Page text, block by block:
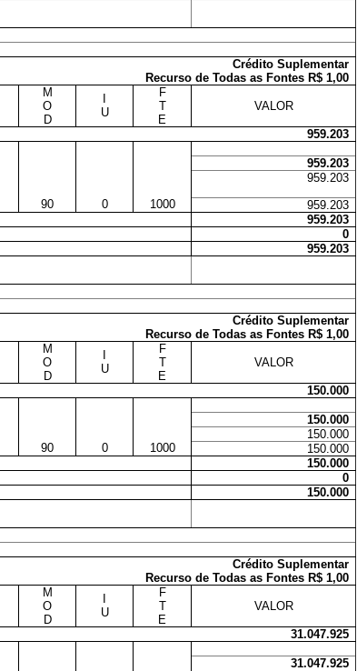
Crédito Suplementar
Recurso de Todas as Fontes R$ 1,00
M
O
D
U
F
T
E
VALOR
959.203
959.203
959.203
90 0 1000
959.203
959.203
0
959.203
Crédito Suplementar
Recurso de Todas as Fontes R$ 1,00
M
O
D
U
F
T
E
VALOR
150.000
150.000
150.000
90 0 1000
150.000
150.000
0
150.000
Crédito Suplementar
Recurso de Todas as Fontes R$ 1,00
M
O
D
U
F
T
E
VALOR
31.047.925
31.047.925